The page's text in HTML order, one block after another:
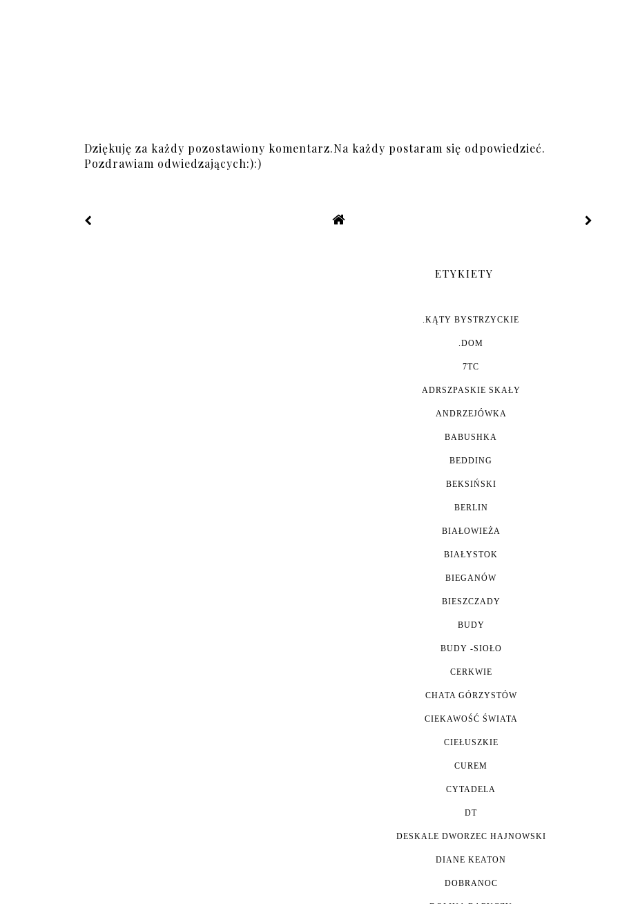
Dziękuję za każdy pozostawiony komentarz.Na każdy postaram się odpowiedzieć.
Pozdrawiam odwiedzających:):)
ETYKIETY
.KĄTY BYSTRZYCKIE
.DOM
7TC
ADRSZPASKIE SKAŁY
ANDRZEJÓWKA
BABUSHKA
BEDDING
BEKSIŃSKI
BERLIN
BIAŁOWIEŻA
BIAŁYSTOK
BIEGANÓW
BIESZCZADY
BUDY
BUDY -SIOŁO
CERKWIE
CHATA GÓRZYSTÓW
CIEKAWOŚĆ ŚWIATA
CIEŁUSZKIE
CUREM
CYTADELA
DT
DESKALE DWORZEC HAJNOWSKI
DIANE KEATON
DOBRANOC